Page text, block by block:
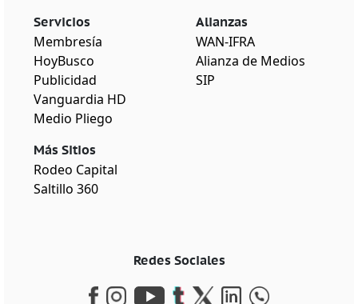
Servicios
Membresía
HoyBusco
Publicidad
Vanguardia HD
Medio Pliego
Más Sitios
Rodeo Capital
Saltillo 360
Alianzas
WAN-IFRA
Alianza de Medios
SIP
Redes Sociales